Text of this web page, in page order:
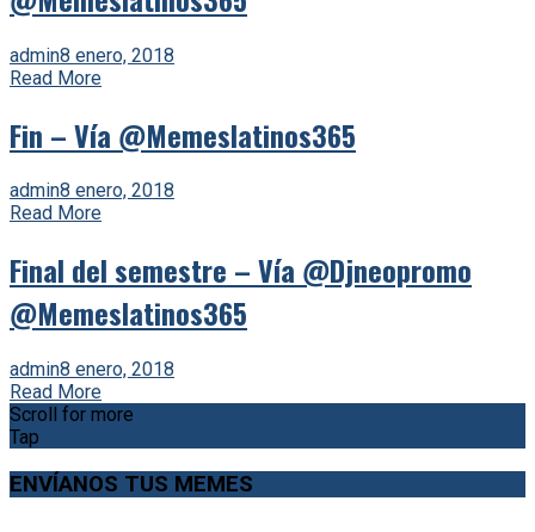
admin8 enero, 2018
Read More
Fin – Vía @Memeslatinos365
admin8 enero, 2018
Read More
Final del semestre – Vía @Djneopromo
@Memeslatinos365
admin8 enero, 2018
Read More
Scroll for more
Tap
ENVÍANOS TUS MEMES